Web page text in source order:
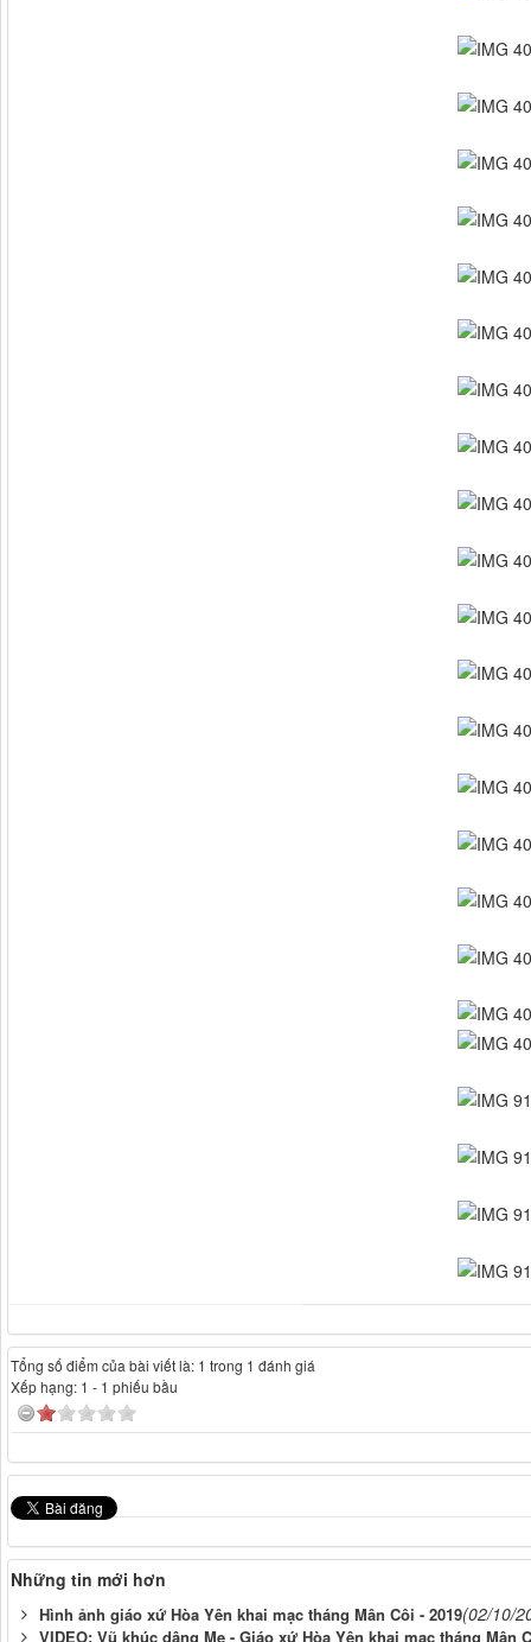
Tổng số điểm của bài viết là: 1 trong 1 đánh giá
Xếp hạng: 1 - 1 phiếu bầu
Những tin mới hơn
Hình ảnh giáo xứ Hòa Yên khai mạc tháng Mân Côi - 2019(02/10/
VIDEO: Vũ khúc dâng Mẹ - Giáo xứ Hòa Yên khai mạc tháng Mân